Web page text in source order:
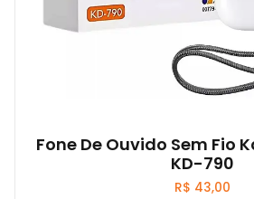
Fone De Ouvido Sem Fio
KD-790
R$ 43,00